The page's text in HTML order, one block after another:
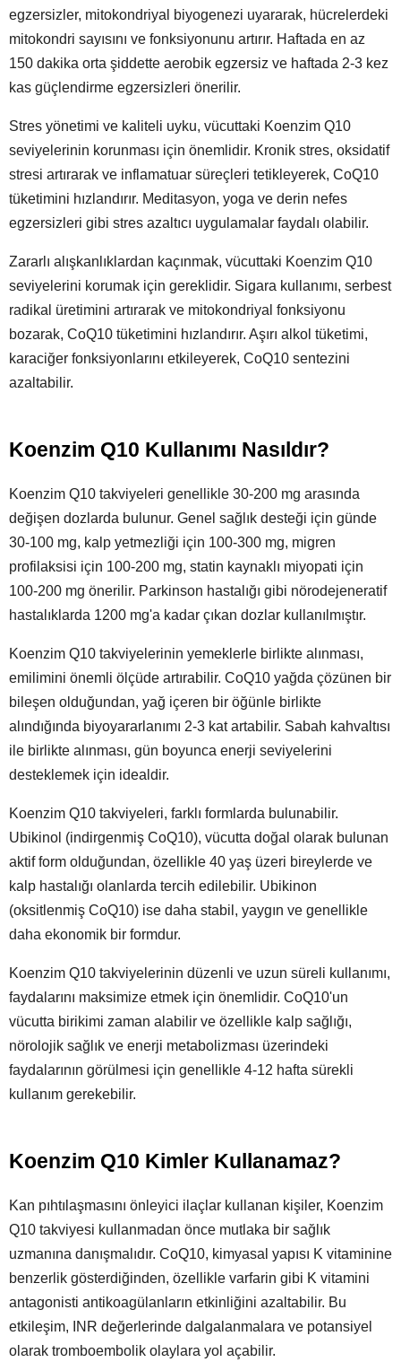
egzersizler, mitokondriyal biyogenezi uyararak, hücrelerdeki
mitokondri sayısını ve fonksiyonunu artırır. Haftada en az
150 dakika orta şiddette aerobik egzersiz ve haftada 2-3 kez
kas güçlendirme egzersizleri önerilir.
Stres yönetimi ve kaliteli uyku, vücuttaki Koenzim Q10
seviyelerinin korunması için önemlidir. Kronik stres, oksidatif
stresi artırarak ve inflamatuar süreçleri tetikleyerek, CoQ10
tüketimini hızlandırır. Meditasyon, yoga ve derin nefes
egzersizleri gibi stres azaltıcı uygulamalar faydalı olabilir.
Zararlı alışkanlıklardan kaçınmak, vücuttaki Koenzim Q10
seviyelerini korumak için gereklidir. Sigara kullanımı, serbest
radikal üretimini artırarak ve mitokondriyal fonksiyonu
bozarak, CoQ10 tüketimini hızlandırır. Aşırı alkol tüketimi,
karaciğer fonksiyonlarını etkileyerek, CoQ10 sentezini
azaltabilir.
Koenzim Q10 Kullanımı Nasıldır?
Koenzim Q10 takviyeleri genellikle 30-200 mg arasında
değişen dozlarda bulunur. Genel sağlık desteği için günde
30-100 mg, kalp yetmezliği için 100-300 mg, migren
profilaksisi için 100-200 mg, statin kaynaklı miyopati için
100-200 mg önerilir. Parkinson hastalığı gibi nörodejeneratif
hastalıklarda 1200 mg'a kadar çıkan dozlar kullanılmıştır.
Koenzim Q10 takviyelerinin yemeklerle birlikte alınması,
emilimini önemli ölçüde artırabilir. CoQ10 yağda çözünen bir
bileşen olduğundan, yağ içeren bir öğünle birlikte
alındığında biyoyararlanımı 2-3 kat artabilir. Sabah kahvaltısı
ile birlikte alınması, gün boyunca enerji seviyelerini
desteklemek için idealdir.
Koenzim Q10 takviyeleri, farklı formlarda bulunabilir.
Ubikinol (indirgenmiş CoQ10), vücutta doğal olarak bulunan
aktif form olduğundan, özellikle 40 yaş üzeri bireylerde ve
kalp hastalığı olanlarda tercih edilebilir. Ubikinon
(oksitlenmiş CoQ10) ise daha stabil, yaygın ve genellikle
daha ekonomik bir formdur.
Koenzim Q10 takviyelerinin düzenli ve uzun süreli kullanımı,
faydalarını maksimize etmek için önemlidir. CoQ10'un
vücutta birikimi zaman alabilir ve özellikle kalp sağlığı,
nörolojik sağlık ve enerji metabolizması üzerindeki
faydalarının görülmesi için genellikle 4-12 hafta sürekli
kullanım gerekebilir.
Koenzim Q10 Kimler Kullanamaz?
Kan pıhtılaşmasını önleyici ilaçlar kullanan kişiler, Koenzim
Q10 takviyesi kullanmadan önce mutlaka bir sağlık
uzmanına danışmalıdır. CoQ10, kimyasal yapısı K vitaminine
benzerlik gösterdiğinden, özellikle varfarin gibi K vitamini
antagonisti antikoagülanların etkinliğini azaltabilir. Bu
etkileşim, INR değerlerinde dalgalanmalara ve potansiyel
olarak tromboembolik olaylara yol açabilir.